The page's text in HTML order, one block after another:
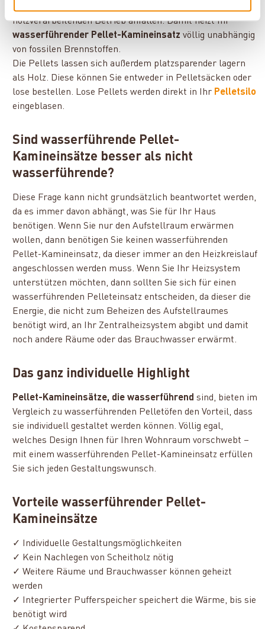
holzverarbeitenden Betrieb anfallen. Damit heizt Ihr
wasserführender Pellet-Kamineinsatz völlig unabhängig
von fossilen Brennstoffen.
Die Pellets lassen sich außerdem platzsparender lagern
als Holz. Diese können Sie entweder in Pelletsäcken oder
lose bestellen. Lose Pellets werden direkt in Ihr Pelletsilo
eingeblasen.
Sind wasserführende Pellet-
Kamineinsätze besser als nicht
wasserführende?
Diese Frage kann nicht grundsätzlich beantwortet werden,
da es immer davon abhängt, was Sie für Ihr Haus
benötigen. Wenn Sie nur den Aufstellraum erwärmen
wollen, dann benötigen Sie keinen wasserführenden
Pellet-Kamineinsatz, da dieser immer an den Heizkreislauf
angeschlossen werden muss. Wenn Sie Ihr Heizsystem
unterstützen möchten, dann sollten Sie sich für einen
wasserführenden Pelleteinsatz entscheiden, da dieser die
Energie, die nicht zum Beheizen des Aufstellraumes
benötigt wird, an Ihr Zentralheizsystem abgibt und damit
noch andere Räume oder das Brauchwasser erwärmt.
Das ganz individuelle Highlight
Pellet-Kamineinsätze, die wasserführend sind, bieten im
Vergleich zu wasserführenden Pelletöfen den Vorteil, dass
sie individuell gestaltet werden können. Völlig egal,
welches Design Ihnen für Ihren Wohnraum vorschwebt –
mit einem wasserführenden Pellet-Kamineinsatz erfüllen
Sie sich jeden Gestaltungswunsch.
Vorteile wasserführender Pellet-
Kamineinsätze
✓ Individuelle Gestaltungsmöglichkeiten
✓ Kein Nachlegen von Scheitholz nötig
✓ Weitere Räume und Brauchwasser können geheizt
werden
✓ Integrierter Pufferspeicher speichert die Wärme, bis sie
benötigt wird